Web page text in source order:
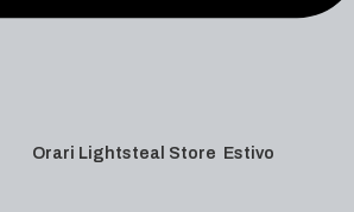
Orari Lightsteal Store Estivo